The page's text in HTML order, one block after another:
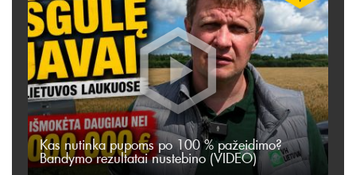
Kas nutinka pupoms po 100 % pažeidimo?
Bandymo rezultatai nustebino (VIDEO)